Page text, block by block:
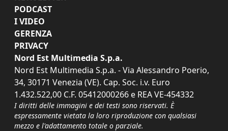
PODCAST
I VIDEO
GERENZA
PRIVACY
Nord Est Multimedia S.p.a.
Nord Est Multimedia S.p.a. - Via Alessandro Poerio,
34, 30171 Venezia (VE). Cap. Soc. i.v. Euro
1.432.522,00 C.F. 05412000266 e REA VE-454332
I diritti delle immagini e dei testi sono riservati. È
espressamente vietata la loro riproduzione con qualsiasi
mezzo e l'adattamento totale o parziale.